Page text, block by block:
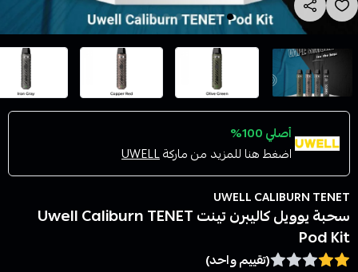
أصلي 100%
اضغط هنا للمزيد من ماركةUWELL
UWELL CALIBURN TENET
سحبة يوويل كاليبرن تينت Uwell Caliburn TENET
Pod Kit
(تقييم واحد)